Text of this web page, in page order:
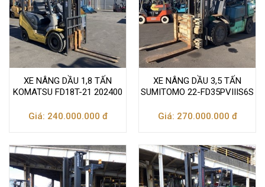
XE NÂNG DẦU 1,8 TẤN
KOMATSU FD18T-21 202400
Giá: 240.000.000 đ
XE NÂNG DẦU 3,5 TẤN
SUMITOMO 22-FD35PVIIIS6S
Giá: 270.000.000 đ